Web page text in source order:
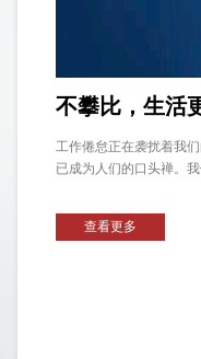
不攀比，生活
工作倦怠正在袭扰着我
已成为人们的口头禅。
查看更多